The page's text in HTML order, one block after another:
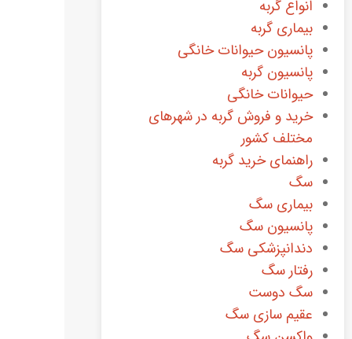
انواع گربه
بیماری گربه
پانسیون حیوانات خانگی
پانسیون گربه
حیوانات خانگی
خرید و فروش گربه در شهرهای
مختلف کشور
راهنمای خرید گربه
سگ
بیماری سگ
پانسیون سگ
دندانپزشکی سگ
رفتار سگ
سگ دوست
عقیم سازی سگ